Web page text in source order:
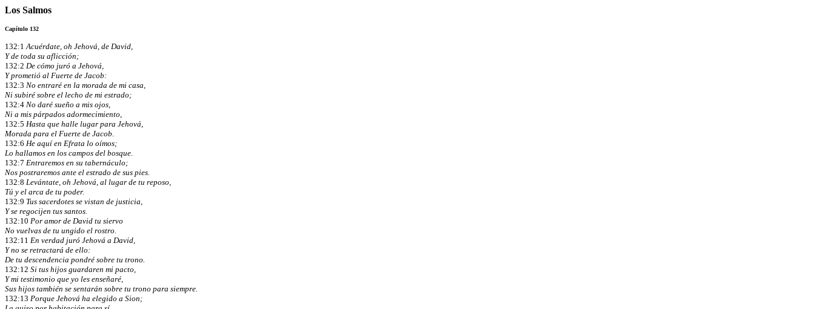
Los Salmos
Capítulo 132
132:1 Acuérdate, oh Jehová, de David,
Y de toda su aflicción;
132:2 De cómo juró a Jehová,
Y prometió al Fuerte de Jacob:
132:3 No entraré en la morada de mi casa,
Ni subiré sobre el lecho de mi estrado;
132:4 No daré sueño a mis ojos,
Ni a mis párpados adormecimiento,
132:5 Hasta que halle lugar para Jehová,
Morada para el Fuerte de Jacob.
132:6 He aquí en Efrata lo oímos;
Lo hallamos en los campos del bosque.
132:7 Entraremos en su tabernáculo;
Nos postraremos ante el estrado de sus pies.
132:8 Levántate, oh Jehová, al lugar de tu reposo,
Tú y el arca de tu poder.
132:9 Tus sacerdotes se vistan de justicia,
Y se regocijen tus santos.
132:10 Por amor de David tu siervo
No vuelvas de tu ungido el rostro.
132:11 En verdad juró Jehová a David,
Y no se retractará de ello:
De tu descendencia pondré sobre tu trono.
132:12 Si tus hijos guardaren mi pacto,
Y mi testimonio que yo les enseñaré,
Sus hijos también se sentarán sobre tu trono para siempre.
132:13 Porque Jehová ha elegido a Sion;